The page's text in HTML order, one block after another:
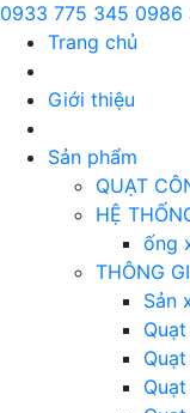
0933 775 345 0986
Trang chủ
Giới thiệu
Sản phẩm
QUẠT
HỆ
ống
THÔNG
Sản